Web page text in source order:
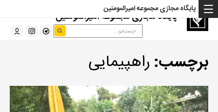
پایگاه مجازی مجموعه امیرالمومنین
پایگاه مجازی مجموعه امیرالمومنین
برچسب: راهپیمایی